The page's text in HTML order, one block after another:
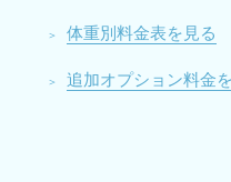
体重別料金表を見る
追加オプション料金